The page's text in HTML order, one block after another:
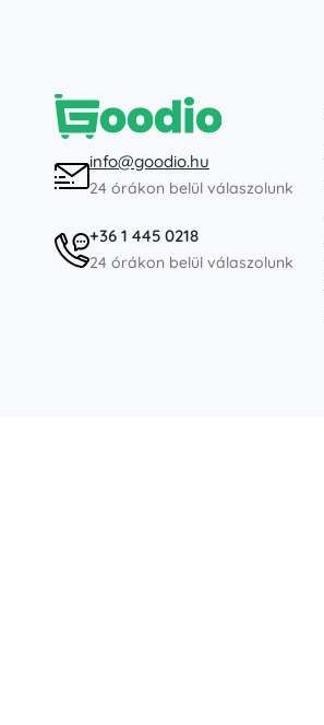
info@goodio.hu
24 órákon belül válaszolunk
+36 1 445 0218
24 órákon belül válaszolunk